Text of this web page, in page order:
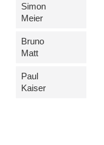
Simon
Meier
Bruno
Matt
Paul
Kaiser